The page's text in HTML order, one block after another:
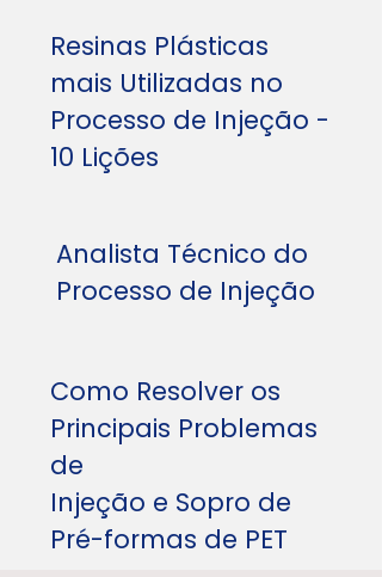
Resinas Plásticas
mais Utilizadas no
Processo de Injeção -
10 Lições
Analista Técnico do
Processo de Injeção
Como Resolver os
Principais Problemas
de
Injeção e Sopro de
Pré-formas de PET